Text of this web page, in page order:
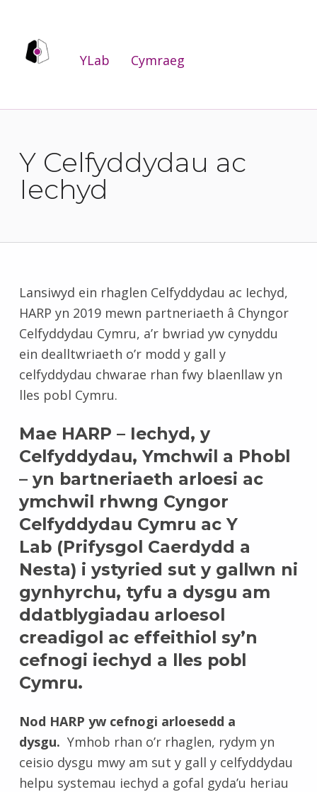
YLab Cymraeg
Y Celfyddydau ac
Iechyd
Lansiwyd ein rhaglen Celfyddydau ac Iechyd,
HARP yn 2019 mewn partneriaeth â Chyngor
Celfyddydau Cymru, a’r bwriad yw cynyddu
ein dealltwriaeth o’r modd y gall y
celfyddydau chwarae rhan fwy blaenllaw yn
lles pobl Cymru.
Mae HARP – Iechyd, y
Celfyddydau, Ymchwil a Phobl
– yn bartneriaeth arloesi ac
ymchwil rhwng Cyngor
Celfyddydau Cymru ac Y
Lab (Prifysgol Caerdydd a
Nesta) i ystyried sut y gallwn ni
gynhyrchu, tyfu a dysgu am
ddatblygiadau arloesol
creadigol ac effeithiol sy’n
cefnogi iechyd a lles pobl
Cymru.
Nod HARP yw cefnogi arloesedd a
dysgu. Ymhob rhan o’r rhaglen, rydym yn
ceisio dysgu mwy am sut y gall y celfyddydau
helpu systemau iechyd a gofal gyda’u heriau